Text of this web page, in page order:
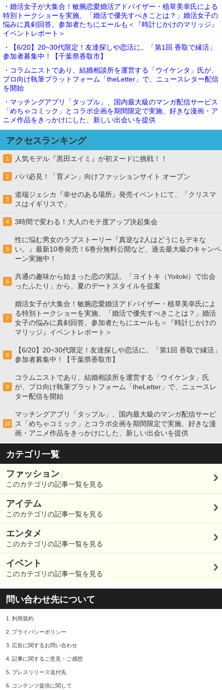
・婚活女子が大集合！敏腕恋愛婚活アドバイザー・植草美幸氏による
特別トークショーを実施、「婚活で優先すべきことは？」婚活女子の
悩みに真剣回答。参加者たちにエールも＜『時計じかけのマリッジ』
イベントレポート＞
・【6/20】20~30代限定！友達探しや恋活に。「第1回 香取で縁活」
参加者募集中！【千葉県香取市】
・コラムニストであり、結婚相談所を運営する「ウイケンタ」氏が、
プロ向け執筆プラットフォーム「theLetter」で、ニュースレター配信
を開始
・マッチングアプリ「タップル」、国内最大級のマンガ配信サービス
「めちゃコミック」とコラボ企画を期間限定で実施、好きな漫画・ア
ニメ作品をきっかけにした、新しい出会いを提供
アクセスランキング
1 人気モデル『黒田エイミ』が初ヌードに挑戦！！
2 パパ必見！「育メン」向けファッションサイト オープン
3
道端ジェシカ『幸せのある場所』発売イベントにて、「クリスマ
スはイギリスで」
4 3時間で変わる！大人のモテ度アップ決起集会
5
性に悩む男女のラブストーリー『真逆な2人はどうにもデキな
い。』最新10巻発売！6巻分無料公開など、過去最大級のキャンペ
ーン実施中！
6
共通の趣味から始まった恋の実話。「ヨイトキ（Yoitoki）で出会
ったふたり」から、夏のデートスタイルを提案
7
婚活女子が大集合！敏腕恋愛婚活アドバイザー・植草美幸氏によ
る特別トークショーを実施、「婚活で優先すべきことは？」婚活
女子の悩みに真剣回答。参加者たちにエールも＜『時計じかけの
マリッジ』イベントレポート＞
8
【6/20】20~30代限定！友達探しや恋活に。「第1回 香取で縁活」
参加者募集中！【千葉県香取市】
9
コラムニストであり、結婚相談所を運営する「ウイケンタ」氏
が、プロ向け執筆プラットフォーム「theLetter」で、ニュースレ
ター配信を開始
10
マッチングアプリ「タップル」、国内最大級のマンガ配信サービ
ス「めちゃコミック」とコラボ企画を期間限定で実施、好きな漫
画・アニメ作品をきっかけにした、新しい出会いを提供
カテゴリ一覧
ファッション
このカテゴリの記事一覧を見る
アイテム
このカテゴリの記事一覧を見る
エンタメ
このカテゴリの記事一覧を見る
イベント
このカテゴリの記事一覧を見る
問い合わせ先について
1. 利用規約
2. プライバシーポリシー
3. 広告に関するお問い合わせ
4. 記事に関するご意見・ご感想
5. プレスリリース送付先
6. コンテンツ提供に関して